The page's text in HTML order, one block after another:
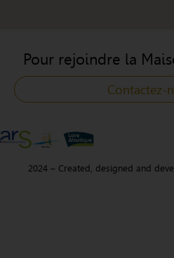
Pour rejoindre la
Contactez-
2024 – Created, designed and